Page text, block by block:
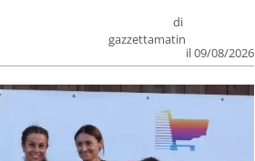
di
gazzettamatin
il 09/08/2026